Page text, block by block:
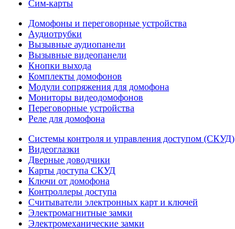
Сим-карты
Домофоны и переговорные устройства
Аудиотрубки
Вызывные аудиопанели
Вызывные видеопанели
Кнопки выхода
Комплекты домофонов
Модули сопряжения для домофона
Мониторы видеодомофонов
Переговорные устройства
Реле для домофона
Системы контроля и управления доступом (СКУД)
Видеоглазки
Дверные доводчики
Карты доступа СКУД
Ключи от домофона
Контроллеры доступа
Считыватели электронных карт и ключей
Электромагнитные замки
Электромеханические замки